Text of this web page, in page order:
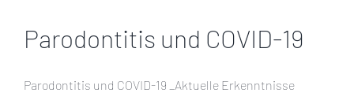
Parodontitis und COVID-19
Parodontitis und COVID-19 _Aktuelle Erkenntnisse